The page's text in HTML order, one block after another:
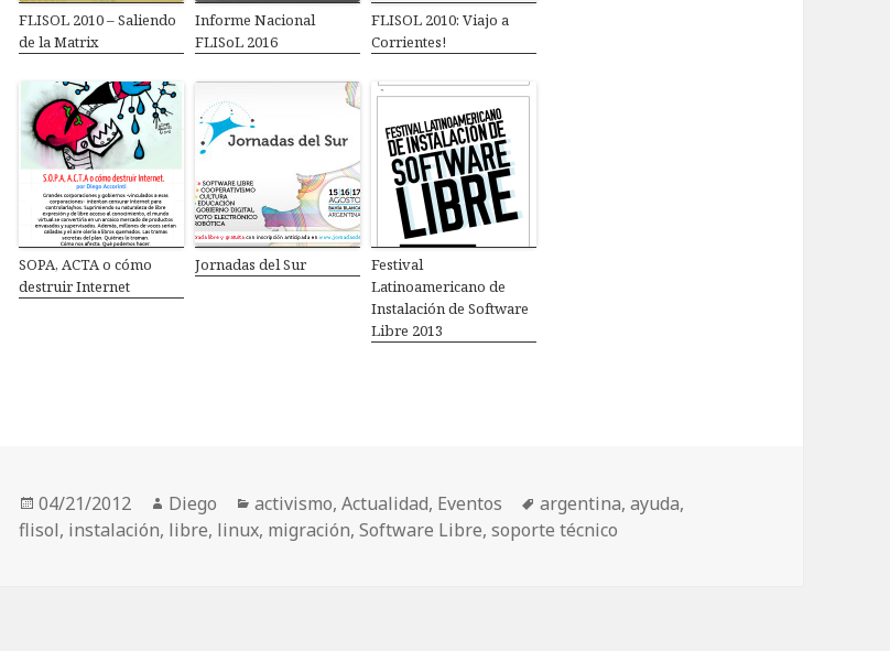
FLISOL 2010 – Saliendo
de la Matrix
Informe Nacional
FLISoL 2016
FLISOL 2010: Viajo a
Corrientes!
SOPA, ACTA o cómo
destruir Internet
Jornadas del Sur
Festival
Latinoamericano de
Instalación de Software
Libre 2013
Publicado
el
04/21/2012 Autor
Diego Categorías
activismo,Actualidad, Eventos Etiquetas
argentina,ayuda,
flisol, instalación, libre, linux, migración,Software Libre,soporte técnico